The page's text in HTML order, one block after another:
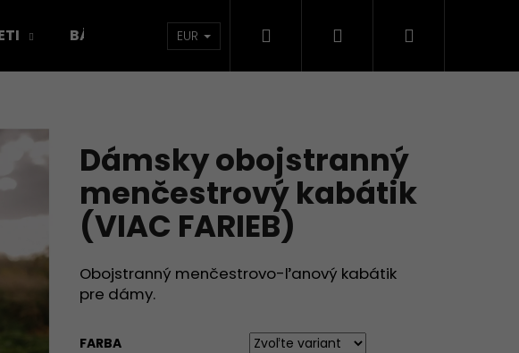
BÁBÄTKÁ KOLEKCIE DOMÁCNOSŤ
EUR Hľadať Prihlásenie
Dámsky obojstranný
menčestrový kabátik
(VIAC FARIEB)
Obojstranný menčestrovo-ľanový kabátik
pre dámy.
FARBA